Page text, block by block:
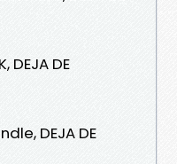
DEJA DE
DEJA DE